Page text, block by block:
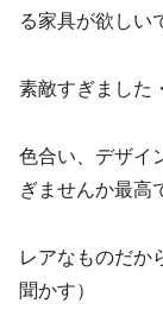
る家具が欲しい
素敵すぎました
色合い、デザイ
ぎませんか最高
レアなものだか
聞かす）